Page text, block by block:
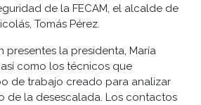
de la FECAM, el alcalde de
Tomás Pérez.
presentes la presidenta, María
como los técnicos que
de trabajo creado para analizar
de la desescalada. Los contactos